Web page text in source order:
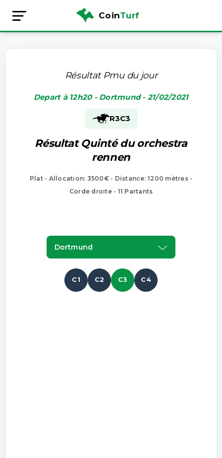
CoinTurf
Résultat Pmu du jour
Depart à 12h20 - Dortmund - 21/02/2021
R3C3
Résultat Quinté du orchestra
rennen
Plat - Allocation: 3500€ - Distance: 1200 mètres -
Corde droite - 11 Partants
Dortmund
C1 C2 C3 C4